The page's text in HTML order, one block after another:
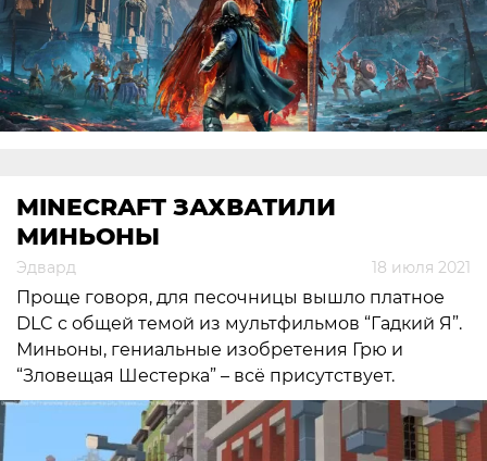
MINECRAFT ЗАХВАТИЛИ
МИНЬОНЫ
Эдвард 18 июля 2021
Проще говоря, для песочницы вышло платное
DLC с общей темой из мультфильмов “Гадкий Я”.
Миньоны, гениальные изобретения Грю и
“Зловещая Шестерка” – всё присутствует.